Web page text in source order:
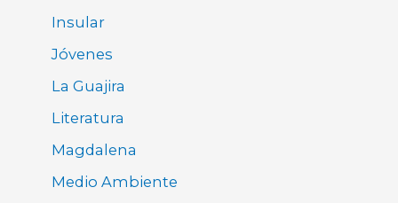
Insular
Jóvenes
La Guajira
Literatura
Magdalena
Medio Ambiente